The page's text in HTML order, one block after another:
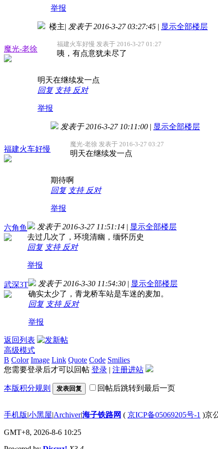
举报
魔光-老徐
楼主| 发表于 2016-3-27 03:27:45 | 显示全部楼层
福建火车好慢 发表于 2016-3-27 01:27
咦，有点意犹未尽了
明天在继续发一点
回复 支持 反对
举报
福建火车好慢
发表于 2016-3-27 10:11:00 | 显示全部楼层
魔光-老徐 发表于 2016-3-27 03:27
明天在继续发一点
期待啊
回复 支持 反对
举报
六角鱼 发表于 2016-3-27 11:51:14 | 显示全部楼层
去过几次了，环境清幽，缅怀历史
回复 支持 反对
举报
武深3T 发表于 2016-3-30 11:54:30 | 显示全部楼层
确实太少了，青龙桥车站是车迷的麦加。
回复 支持 反对
举报
返回列表
高级模式
B Color Image Link Quote Code Smilies
您需要登录后才可以回帖 登录 | 注册进站
本版积分规则 发表回复 回帖后跳转到最后一页
手机版|小黑屋|Archiver|海子铁路网 ( 京ICP备05069205号-1 )京
GMT+8, 2026-8-6 10:25